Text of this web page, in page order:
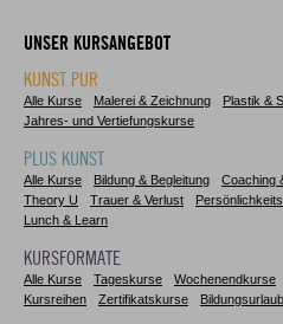
UNSER KURSANGEBOT
KUNST PUR
Alle Kurse Malerei & Zeichnung Plastik &
Jahres- und Vertiefungskurse
PLUS KUNST
Alle Kurse Bildung & Begleitung
Coaching
Theory U
Trauer & Verlust
Lunch & Learn
KURSFORMATE
Alle Kurse Tageskurse Wochenendkurse
Kursreihen
Zertifikatskurse Bildungsurlaub